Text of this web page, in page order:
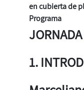
en cubierta de
Programa
1.